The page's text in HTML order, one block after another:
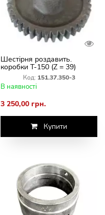
Шестірня роздавить.
коробки Т-150 (Z = 39)
151.37.350-3
Код: 151.37.350-3
В наявності
3 250,00 грн.
Купити